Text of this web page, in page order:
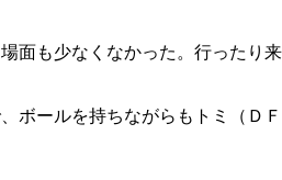
面も少なくなかった。行ったり来
ボールを持ちながらもトミ（ＤＦ